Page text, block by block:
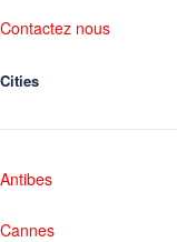
Contactez nous
Cities
Antibes
Cannes